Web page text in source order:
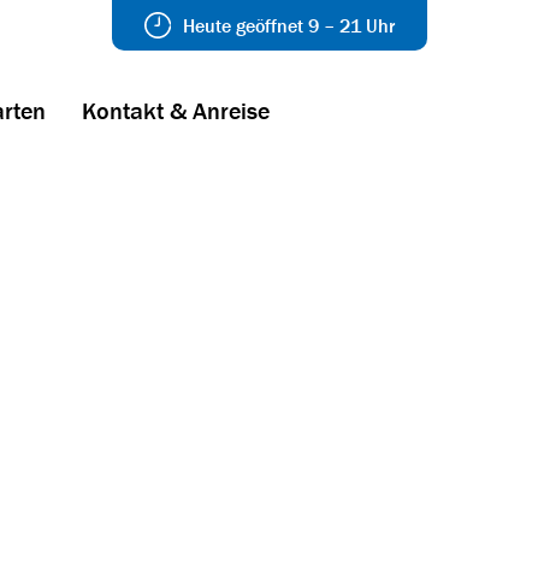
Heute geöffnet 9 – 21 Uhr
Kontakt & Anreise